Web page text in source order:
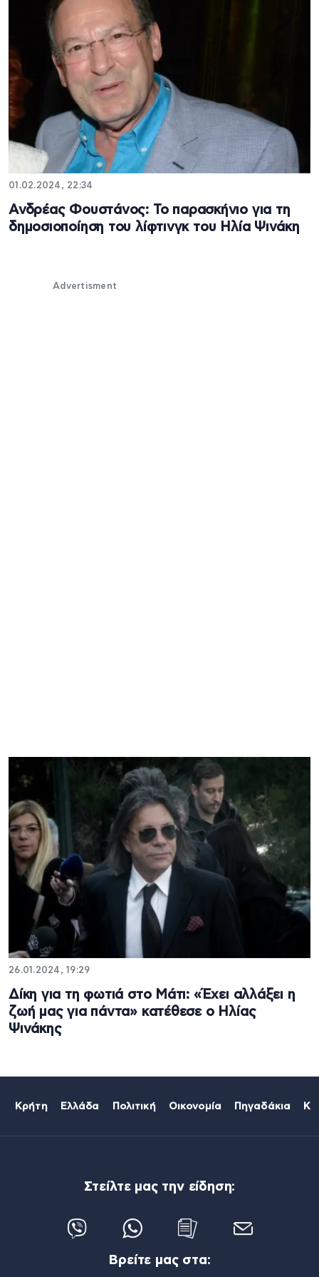
01.02.2024, 22:34
Ανδρέας Φουστάνος: Το παρασκήνιο για τη
δημοσιοποίηση του λίφτινγκ του Ηλία Ψινάκη
Advertisment
26.01.2024, 19:29
Δίκη για τη φωτιά στο Μάτι: «Έχει αλλάξει η
ζωή μας για πάντα» κατέθεσε ο Ηλίας
Ψινάκης
Κρήτη Ελλάδα Πολιτική Οικονομία Πηγαδάκια
Στείλτε μας την είδηση:
Βρείτε μας στα: